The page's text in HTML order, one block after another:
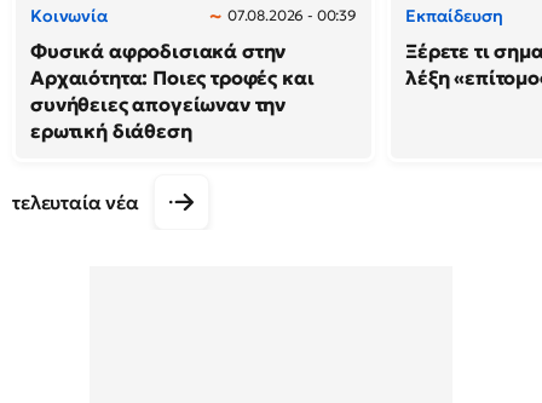
Κοινωνία 07.08.2026 - 00:39
Φυσικά αφροδισιακά στην
Αρχαιότητα: Ποιες τροφές και
συνήθειες απογείωναν την
ερωτική διάθεση
Εκπαίδευση
Ξέρετε τι
λέξη
τελευταία νέα